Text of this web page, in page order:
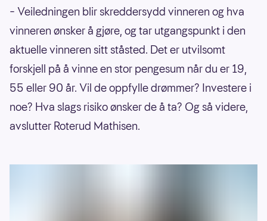
– Veiledningen blir skreddersydd vinneren og hva
vinneren ønsker å gjøre, og tar utgangspunkt i den
aktuelle vinneren sitt ståsted. Det er utvilsomt
forskjell på å vinne en stor pengesum når du er 19,
55 eller 90 år. Vil de oppfylle drømmer? Investere i
noe? Hva slags risiko ønsker de å ta? Og så videre,
avslutter Roterud Mathisen.